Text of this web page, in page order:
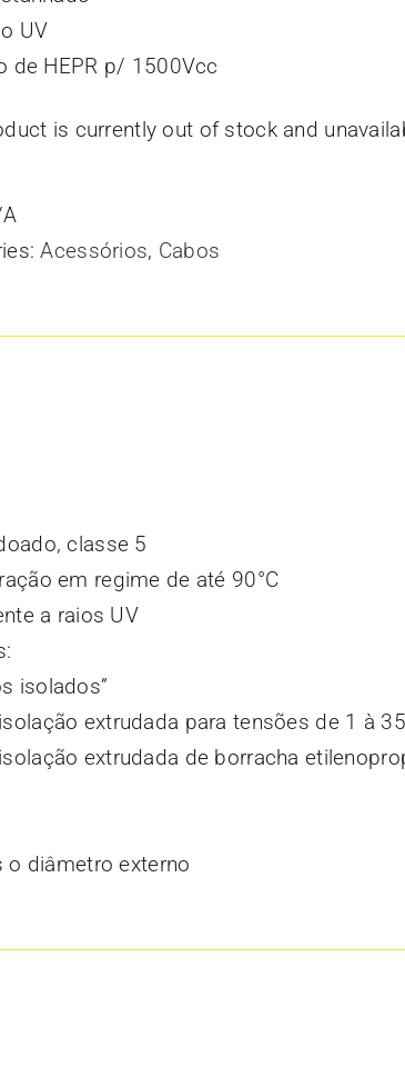
UV
de HEPR p/ 1500Vcc
is currently out of stock and
Acessórios, Cabos
classe 5
em regime de até 90°C
a raios UV
isolados”
extrudada para tensões de 1 à
extrudada de borracha
o diâmetro externo